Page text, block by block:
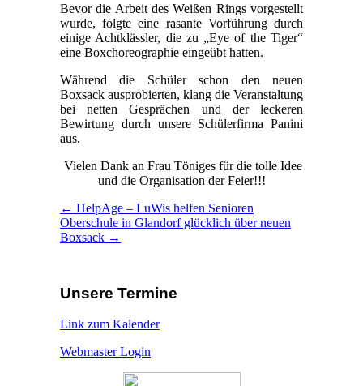
Bevor die Arbeit des Weißen Rings vorgestellt
wurde, folgte eine rasante Vorführung durch
einige Achtklässler, die zu „Eye of the Tiger“
eine Boxchoreographie eingeübt hatten.
Während die Schüler schon den neuen
Boxsack ausprobierten, klang die Veranstaltung
bei netten Gesprächen und der leckeren
Bewirtung durch unsere Schülerfirma Panini
aus.
Vielen Dank an Frau Töniges für die tolle Idee
und die Organisation der Feier!!!
← HelpAge – LuWis helfen Senioren
Oberschule in Glandorf glücklich über neuen
Boxsack →
Unsere Termine
Link zum Kalender
Webmaster Login